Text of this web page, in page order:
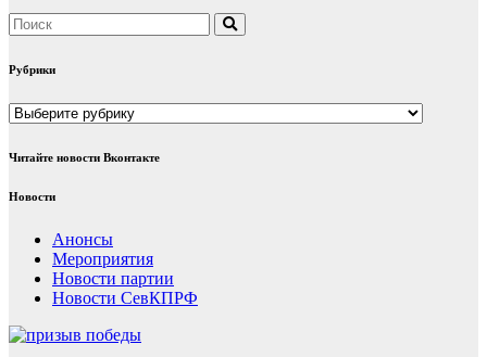
Рубрики
Рубрики
Читайте новости Вконтакте
Новости
Анонсы
Мероприятия
Новости партии
Новости СевКПРФ